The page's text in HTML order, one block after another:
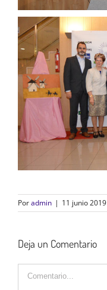
Poradmin | 11 junio 2019
Deja un Comentario